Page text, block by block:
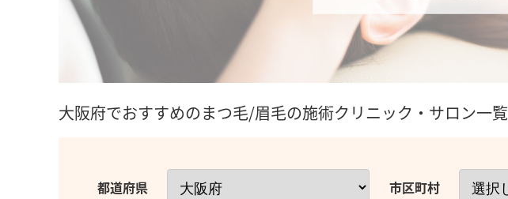
大阪府でおすすめのまつ毛/眉毛の施術クリニック・サロン一覧
都道府県 市区町村